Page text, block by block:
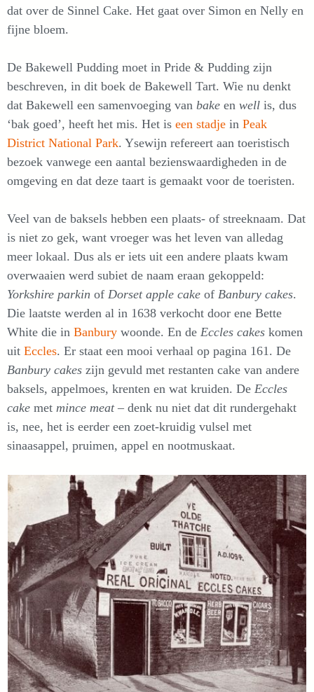
dat over de Sinnel Cake. Het gaat over Simon en Nelly en
fijne bloem.
De Bakewell Pudding moet in Pride & Pudding zijn
beschreven, in dit boek de Bakewell Tart. Wie nu denkt
dat Bakewell een samenvoeging van bake en well is, dus
‘bak goed’, heeft het mis. Het is een stadje in Peak
District National Park. Ysewijn refereert aan toeristisch
bezoek vanwege een aantal bezienswaardigheden in de
omgeving en dat deze taart is gemaakt voor de toeristen.
Veel van de baksels hebben een plaats- of streeknaam. Dat
is niet zo gek, want vroeger was het leven van alledag
meer lokaal. Dus als er iets uit een andere plaats kwam
overwaaien werd subiet de naam eraan gekoppeld:
Yorkshire parkin of Dorset apple cake of Banbury cakes.
Die laatste werden al in 1638 verkocht door ene Bette
White die in Banbury woonde. En de Eccles cakes komen
uit Eccles. Er staat een mooi verhaal op pagina 161. De
Banbury cakes zijn gevuld met restanten cake van andere
baksels, appelmoes, krenten en wat kruiden. De Eccles
cake met mince meat– denk nu niet dat dit rundergehakt
is, nee, het is eerder een zoet-kruidig vulsel met
sinaasappel, pruimen, appel en nootmuskaat.